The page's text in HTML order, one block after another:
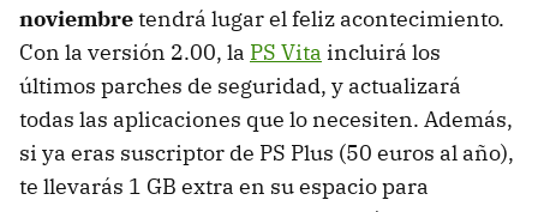
noviembretendrá lugar el feliz acontecimiento.
Con la versión 2.00, la PS Vita incluirá los
últimos parches de seguridad, y actualizará
todas las aplicaciones que lo necesiten. Además,
si ya eras suscriptor de PS Plus (50 euros al año),
te llevarás 1 GB extra en su espacio para